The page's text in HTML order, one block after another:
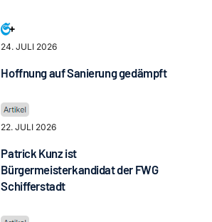
24. JULI 2026
Hoffnung auf Sanierung gedämpft
22. JULI 2026
Patrick Kunz ist
Bürgermeisterkandidat der FWG
Schifferstadt